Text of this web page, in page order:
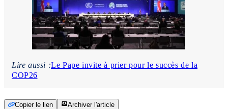
Lire aussi :Le Pape invite à prier pour le succès de la
COP26
Copier le lien Archiver l'article